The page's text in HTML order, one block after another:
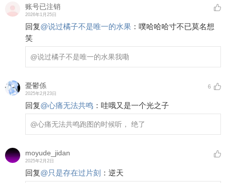
账号已注销
2026年1月25日
回复@说过橘子不是唯一的水果 ： 噗哈哈哈寸不已莫名想
笑
@说过橘子不是唯一的水果我嘞
憂鬱係
2025年2月23日
6
回复@心痛无法共鸣 ： 哇哦又是一个光之子
@心痛无法共鸣跑图的时候听， 绝了
moyude_jidan
2025年2月2日
回复@只是存在过片刻 ： 逆天